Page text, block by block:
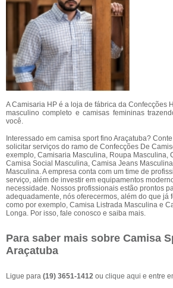
A Camisaria HP é a loja de fábrica da Confecções
masculino completo e camisas femininas
você.
Interessado em camisa sport fino Araçatuba?
solicitar serviços do ramo de Confecções De
exemplo, Camisaria Masculina, Roupa Masculina,
Camisa Social Masculina, Camisa Jeans
Masculina. A empresa conta com um time de
serviço, além de investir em equipamentos
necessidade. Nossos profissionais estão prontos
adequadamente, nós oferecermos, além do que já
como por exemplo, Camisa Listrada Masculina e
Longa. Por isso, fale conosco e saiba mais.
Para saber mais sobre Camisa
Araçatuba
Ligue para (19) 3651-1412 ou clique aqui e entre